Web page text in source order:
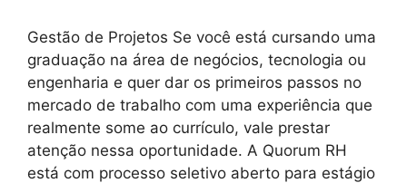
Gestão de Projetos Se você está cursando uma
graduação na área de negócios, tecnologia ou
engenharia e quer dar os primeiros passos no
mercado de trabalho com uma experiência que
realmente some ao currículo, vale prestar
atenção nessa oportunidade. A Quorum RH
está com processo seletivo aberto para estágio